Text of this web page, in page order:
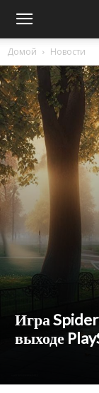
Домой Новости
Игра
выходе